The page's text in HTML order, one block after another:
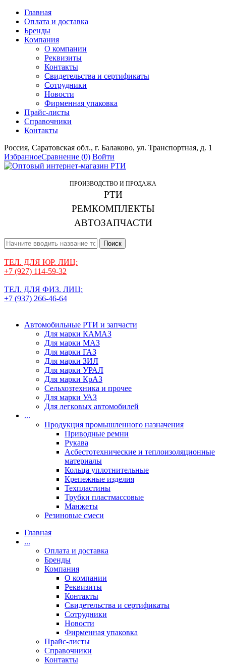
Главная
Оплата и доставка
Бренды
Компания
О компании
Реквизиты
Контакты
Свидетельства и сертификаты
Сотрудники
Новости
Фирменная упаковка
Прайс-листы
Справочники
Контакты
Россия, Саратовская обл., г. Балаково, ул. Транспортная, д. 1
ИзбранноеСравнение (0) Войти
ПРОИЗВОДСТВО И ПРОДАЖА
РТИ
РЕМКОМПЛЕКТЫ
АВТОЗАПЧАСТИ
Поиск
ТЕЛ. ДЛЯ ЮР. ЛИЦ:
+7 (927) 114-59-32
ТЕЛ. ДЛЯ ФИЗ. ЛИЦ:
+7 (937) 266-46-64
Автомобильные РТИ и запчасти
Для марки КАМАЗ
Для марки МАЗ
Для марки ГАЗ
Для марки ЗИЛ
Для марки УРАЛ
Для марки КрАЗ
Сельхозтехника и прочее
Для марки УАЗ
Для легковых автомобилей
...
Продукция промышленного назначения
Приводные ремни
Рукава
Асбестотехнические и теплоизоляционные
материалы
Кольца уплотнительные
Крепежные изделия
Техпластины
Трубки пластмассовые
Манжеты
Резиновые смеси
Главная
...
Оплата и доставка
Бренды
Компания
О компании
Реквизиты
Контакты
Свидетельства и сертификаты
Сотрудники
Новости
Фирменная упаковка
Прайс-листы
Справочники
Контакты